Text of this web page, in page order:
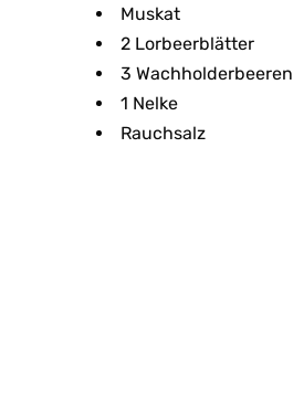
Muskat
2 Lorbeerblätter
3 Wachholderbeeren
1 Nelke
Rauchsalz